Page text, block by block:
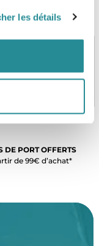
les détails
EN TEMPS RÉEL
DE PORT OFFERTS
de 99€ d’achat*